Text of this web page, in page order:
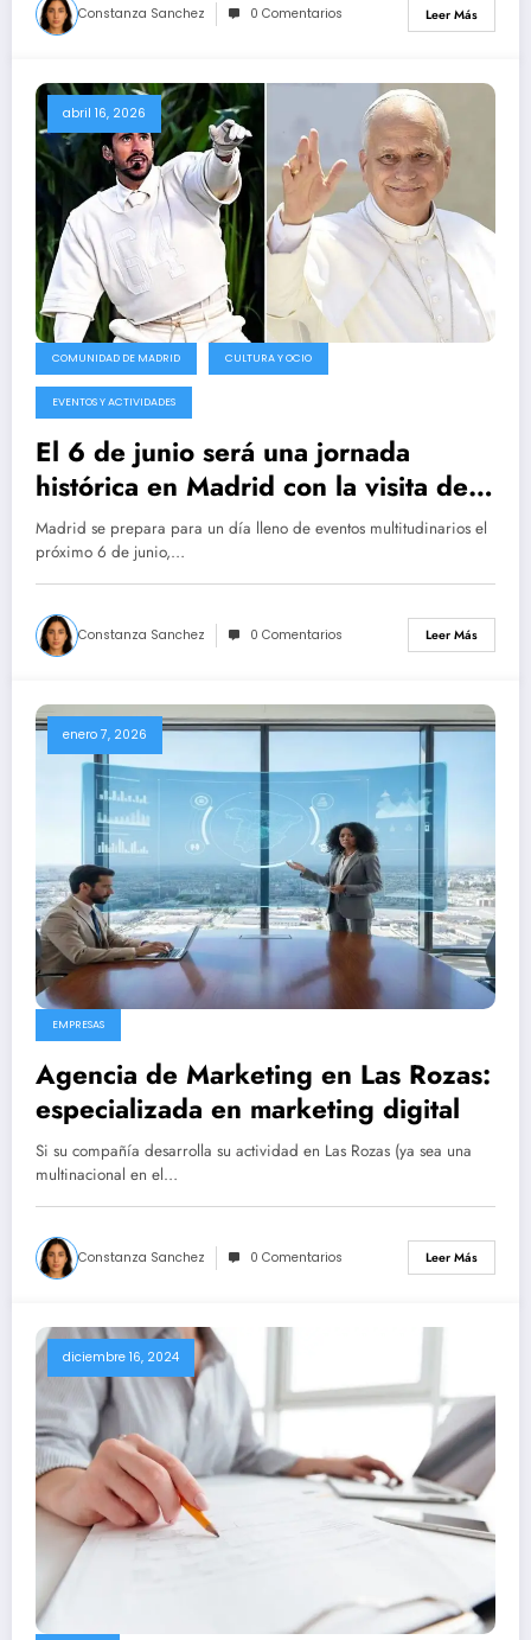
Constanza Sanchez 0 Comentarios Leer Más
abril 16, 2026
COMUNIDAD DE MADRID CULTURA Y OCIO
EVENTOS Y ACTIVIDADES
El 6 de junio será una jornada
histórica en Madrid con la visita del
papa León XIV y el concierto de Bad
Bunny.
Madrid se prepara para un día lleno de eventos multitudinarios el
próximo 6 de junio,…
Constanza Sanchez 0 Comentarios Leer Más
enero 7, 2026
EMPRESAS
Agencia de Marketing en Las Rozas:
especializada en marketing digital
Si su compañía desarrolla su actividad en Las Rozas (ya sea una
multinacional en el…
Constanza Sanchez 0 Comentarios Leer Más
diciembre 16, 2024